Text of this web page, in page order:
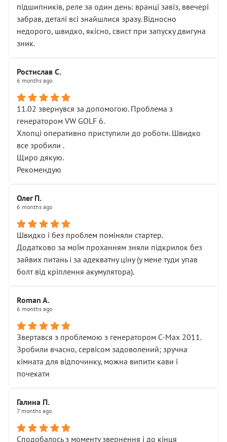
підшипників, реле за один день: вранці завіз, ввечері
забрав, деталі всі знайшлися зразу. Відносно
недорого, швидко, якісно, свист при запуску двигуна
зник.
Ростислав С.
6 months ago
11.02 звернувся за допомогою. Проблема з
генератором VW GOLF 6.
Хлопці оперативно приступили до роботи. Швидко
все зробили .
Щиро дякую.
Рекомендую
Олег П.
6 months ago
Швидко і без проблем поміняли стартер.
Додатково за моїм проханням зняли підкрилок без
зайвих питань і за адекватну ціну (у мене туди упав
болт від кріплення акумулятора).
Roman A.
6 months ago
Звертався з проблемою з генератором C-Max 2011.
Зробили вчасно, сервісом задоволений; зручна
кімната для відпочинку, можна випити кави і
почекати
Галина П.
7 months ago
Сподобалось з моменту звернення і до кінця